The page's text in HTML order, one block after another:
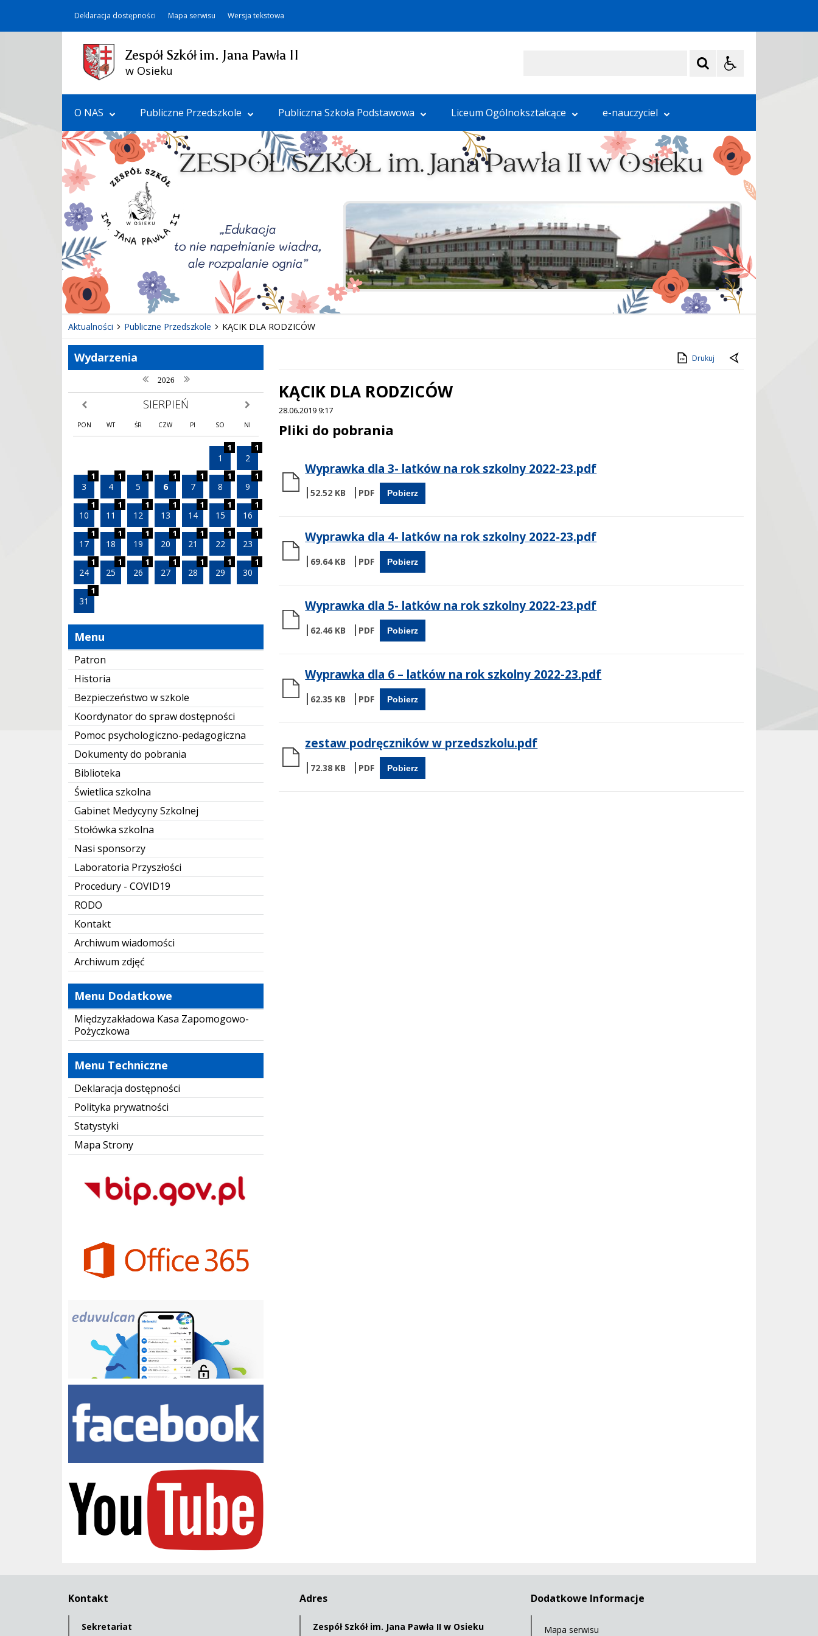
Deklaracja dostępności Mapa serwisu Wersja tekstowa
Zespół Szkół im. Jana Pawła II
w Osieku
O NAS Publiczne Przedszkole Publiczna Szkoła Podstawowa Liceum Ogólnokształcące e-nauczyciel
Aktualności Publiczne Przedszkole KĄCIK DLA RODZICÓW
Wydarzenia
poprzedni rok
2026 następny rok
poprzedni miesiąc SIERPIEŃ następny miesiąc
PON WT ŚR CZW PI SO NI
1
1
2
1
3
1
4
1
5
1
6
1
7
1
8
1
9
1
10
1
11
1
12
1
13
1
14
1
15
1
16
1
17
1
18
1
19
1
20
1
21
1
22
1
23
1
24
1
25
1
26
1
27
1
28
1
29
1
30
1
31
1
Menu
Patron
Historia
Bezpieczeństwo w szkole
Koordynator do spraw dostępności
Pomoc psychologiczno-pedagogiczna
Dokumenty do pobrania
Biblioteka
Świetlica szkolna
Gabinet Medycyny Szkolnej
Stołówka szkolna
Nasi sponsorzy
Laboratoria Przyszłości
Procedury - COVID19
RODO
Kontakt
Archiwum wiadomości
Archiwum zdjęć
Menu Dodatkowe
Międzyzakładowa Kasa Zapomogowo-
Pożyczkowa
Menu Techniczne
Deklaracja dostępności
Polityka prywatności
Statystyki
Mapa Strony
Drukuj
KĄCIK DLA RODZICÓW
28.06.2019 9:17
Treść
Pliki do pobrania
Wyprawka dla 3- latków na rok szkolny 2022-23.pdf
52.52 KB Pobierz
Wyprawka dla 4- latków na rok szkolny 2022-23.pdf
69.64 KB Pobierz
Wyprawka dla 5- latków na rok szkolny 2022-23.pdf
62.46 KB Pobierz
Wyprawka dla 6 – latków na rok szkolny 2022-23.pdf
62.35 KB Pobierz
zestaw podręczników w przedszkolu.pdf
72.38 KB Pobierz
Kontakt
Sekretariat
Adres
Zespół Szkół im. Jana Pawła II w Osieku
Dodatkowe Informacje
Mapa serwisu